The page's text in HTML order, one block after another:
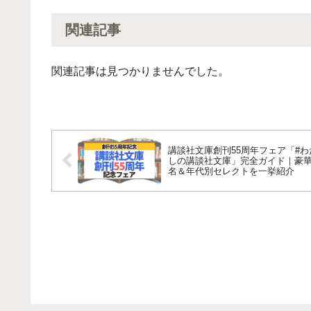
関連記事
関連記事は見つかりませんでした。
講談社文庫創刊55周年フェア「#わ
しの講談社文庫」完全ガイド｜豪
名＆年代別セレクトを一挙紹介